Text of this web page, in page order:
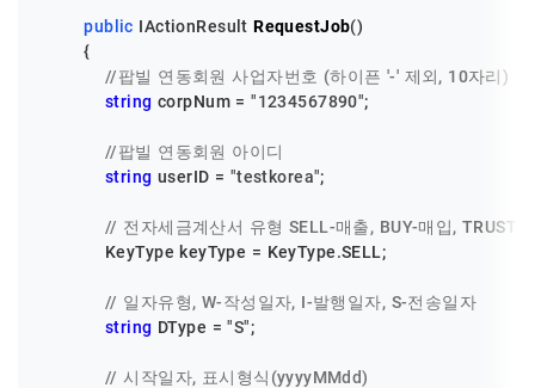
public IActionResult RequestJob()
        {
//팝빌 연동회원 사업자번호 (하이픈 '-' 제외, 10자리)
string corpNum = "1234567890";
//팝빌 연동회원 아이디
string userID = "testkorea";
// 전자세금계산서 유형 SELL-매출, BUY-매입,
            KeyType keyType = KeyType.SELL;
// 일자유형, W-작성일자, I-발행일자, S-전송일자
string DType = "S";
// 시작일자, 표시형식(yyyyMMdd)